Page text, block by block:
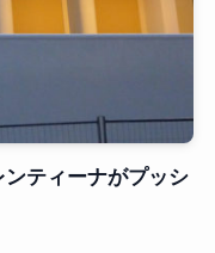
ティーナがプッシ